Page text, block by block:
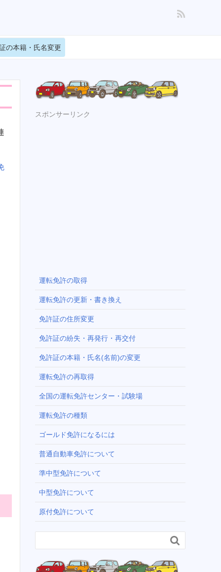
の本籍・氏名変更
スポンサーリンク
運転免許の取得
運転免許の更新・書き換え
免許証の住所変更
免許証の紛失・再発行・再交付
免許証の本籍・氏名(名前)の変更
運転免許の再取得
全国の運転免許センター・試験場
運転免許の種類
ゴールド免許になるには
普通自動車免許について
準中型免許について
中型免許について
原付免許について
